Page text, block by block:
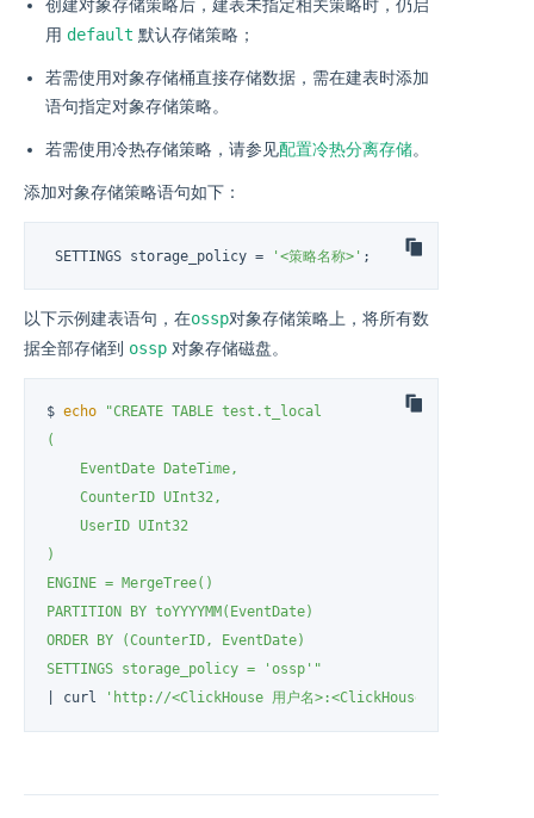
创建对象存储策略后，建表未指定相关策略时，仍启
用 default 默认存储策略；
若需使用对象存储桶直接存储数据，需在建表时添加
语句指定对象存储策略。
若需使用冷热存储策略，请参见配置冷热分离存储。
添加对象存储策略语句如下：
SETTINGS storage_policy = '<策略名称>' ;
以下示例建表语句，在ossp对象存储策略上，将所有数
据全部存储到 ossp 对象存储磁盘。
$ echo
"CREATE TABLE test.t_local
(
    EventDate DateTime,
    CounterID UInt32,
    UserID UInt32
)
ENGINE = MergeTree()
PARTITION BY toYYYYMM(EventDate)
ORDER BY (CounterID, EventDate)
SETTINGS storage_policy = 'ossp'"
| curl
'http://<ClickHouse 用户名>:<ClickHouse 密码>@<高可